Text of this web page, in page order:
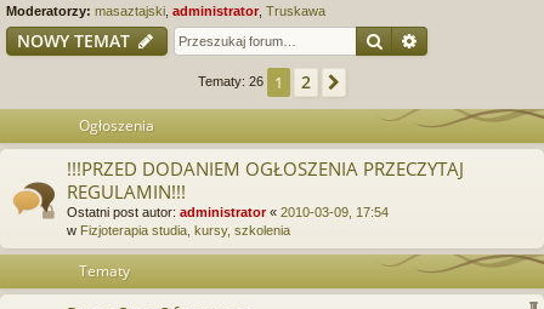
ę
Moderatorzy: masaztajski administrator Truskawa
NOWY TEMAT SzukajWyszukiwanie
Tematy: 26 1 2
Ogłoszenia
!!!PRZED DODANIEM OGŁOSZENIA PRZECZYTAJ
REGULAMIN!!!
Ostatni post autor: administrator« 2010-03-09, 17:54
w Fizjoterapia studia, kursy, szkolenia
Tematy